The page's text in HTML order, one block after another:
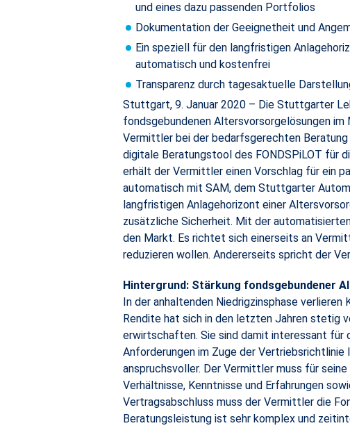
und eines dazu passenden Portfolios
Dokumentation der Geeignetheit und
Ein speziell für den langfristigen
automatisch und kostenfrei
Transparenz durch tagesaktuelle
Stuttgart, 9. Januar 2020 – Die Stuttgarter
fondsgebundenen Altersvorsorgelösungen
Vermittler bei der bedarfsgerechten
digitale Beratungstool des FONDSPiLOT für
erhält der Vermittler einen Vorschlag für ein
automatisch mit SAM, dem Stuttgarter
langfristigen Anlagehorizont einer
zusätzliche Sicherheit. Mit der
den Markt. Es richtet sich einerseits an
reduzieren wollen. Andererseits spricht der
Hintergrund: Stärkung fondsgebundener
In der anhaltenden Niedrigzinsphase
Rendite hat sich in den letzten Jahren stetig
erwirtschaften. Sie sind damit interessant für
Anforderungen im Zuge der
anspruchsvoller. Der Vermittler muss für
Verhältnisse, Kenntnisse und Erfahrungen
Vertragsabschluss muss der Vermittler die
Beratungsleistung ist sehr komplex und